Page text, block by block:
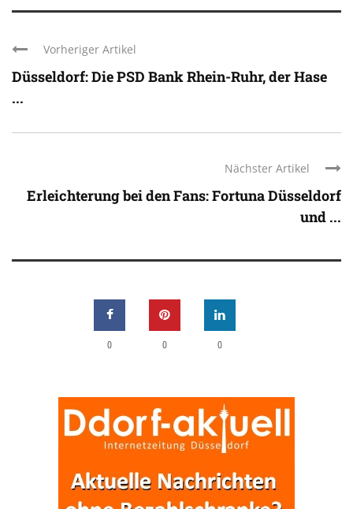
Vorheriger Artikel
Düsseldorf: Die PSD Bank Rhein-Ruhr, der Hase
...
Nächster Artikel
Erleichterung bei den Fans: Fortuna Düsseldorf
und ...
0 0 0